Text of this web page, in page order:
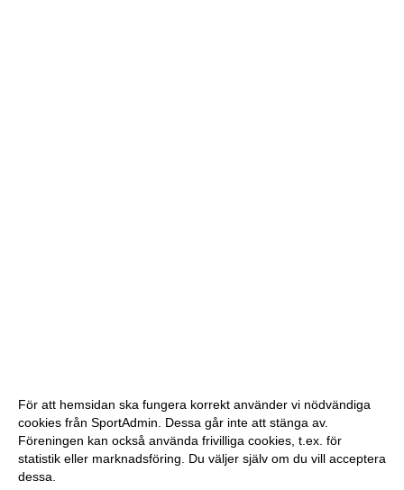
För att hemsidan ska fungera korrekt använder vi nödvändiga
cookies från SportAdmin. Dessa går inte att stänga av.
Föreningen kan också använda frivilliga cookies, t.ex. för
statistik eller marknadsföring. Du väljer själv om du vill acceptera
dessa.